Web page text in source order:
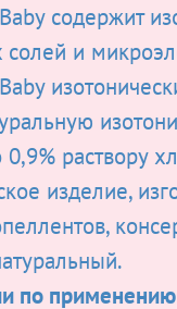
содержит
и
0,9% раствору
изделие,
по применению